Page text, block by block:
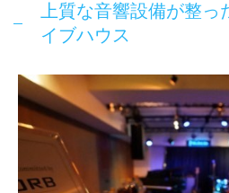
上質な音響設備が整っ
イブハウス